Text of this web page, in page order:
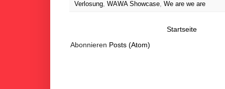
Verlosung, WAWA Showcase, We are we are
Startseite
Abonnieren Posts (Atom)